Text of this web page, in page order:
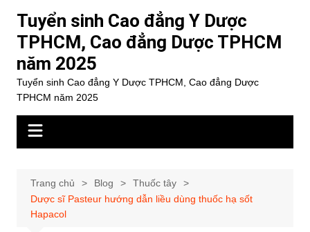
dung
Tuyển sinh Cao đẳng Y Dược
TPHCM, Cao đẳng Dược TPHCM
năm 2025
Tuyển sinh Cao đẳng Y Dược TPHCM, Cao đẳng Dược
TPHCM năm 2025
Trang chủ Blog
Thuốc tây
Dược sĩ Pasteur hướng dẫn liều dùng thuốc hạ sốt
Hapacol